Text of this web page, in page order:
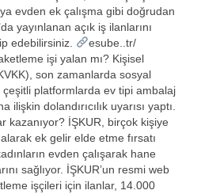
evden ek çalışma gibi doğrudan
yayınlanan açık iş ilanlarını
edebilirsiniz.
esube..tr/
işi yalan mı? Kişisel
son zamanlarda sosyal
platformlarda ev tipi ambalaj
dolandırıcılık uyarısı yaptı.
kazanıyor? İŞKUR, birçok kişiye
ek gelir elde etme fırsatı
evden çalışarak hane
sağlıyor. İŞKUR’un resmi web
işçileri için ilanlar, 14.000